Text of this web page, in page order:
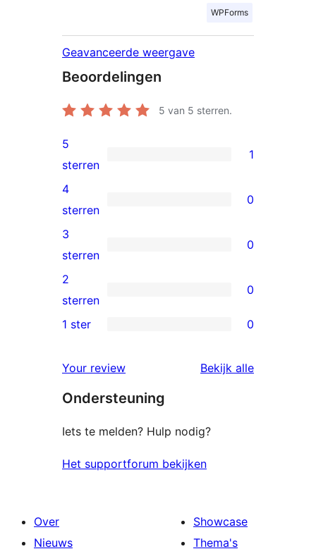
WPForms
Geavanceerde weergave
Beoordelingen
5 van 5 sterren.
1
5
ster
beoordeling
5
sterren
1
0
4
sterren
beoordeling
4
sterren
0
0
3
sterren
beoordeling
3
sterren
0
0
2
beoordeling
2
sterren
0
sterren
beoordeling
1 ster 0
Your review
Bekijk alle
Ondersteuning
Iets te melden? Hulp nodig?
Het supportforum bekijken
Over
Nieuws
Showcase
Thema's